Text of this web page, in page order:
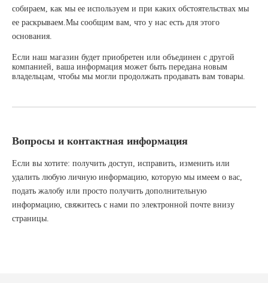
собираем, как мы ее используем и при каких обстоятельствах мы
ее раскрываем.Мы сообщим вам, что у нас есть для этого
основания.
Если наш магазин будет приобретен или объединен с другой
компанией, ваша информация может быть передана новым
владельцам, чтобы мы могли продолжать продавать вам товары.
Вопросы и контактная информация
Если вы хотите: получить доступ, исправить, изменить или
удалить любую личную информацию, которую мы имеем о вас,
подать жалобу или просто получить дополнительную
информацию, свяжитесь с нами по электронной почте внизу
страницы.